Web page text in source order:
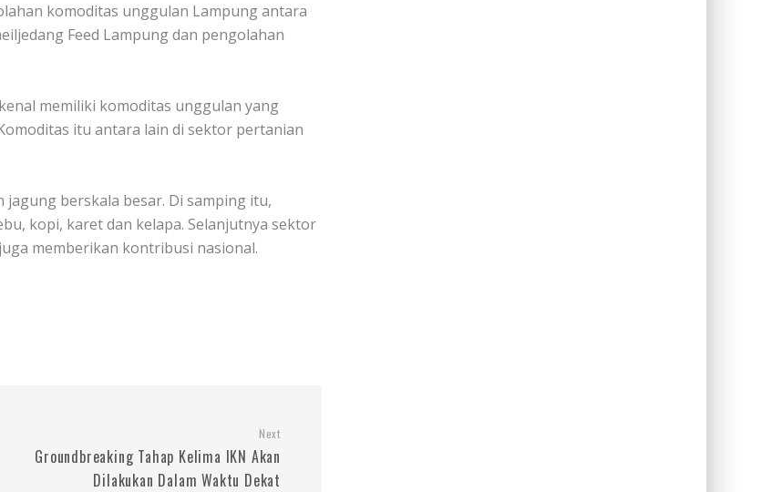
komoditas unggulan Lampung antara
Feed Lampung dan pengolahan
memiliki komoditas unggulan yang
itu antara lain di sektor pertanian
berskala besar. Di samping itu,
kopi, karet dan kelapa. Selanjutnya sektor
memberikan kontribusi nasional.
Next
Groundbreaking Tahap Kelima IKN Akan
Dilakukan Dalam Waktu Dekat